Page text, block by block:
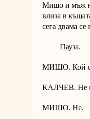
Мишо и мъж
влиза в
сега двама се
Пауза.
МИШО. Кой
КАЛЧЕВ. Не
МИШО. Не.